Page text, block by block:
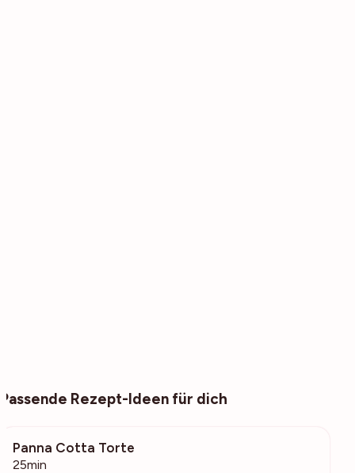
Passende Rezept-Ideen für dich
Panna Cotta Torte
25min